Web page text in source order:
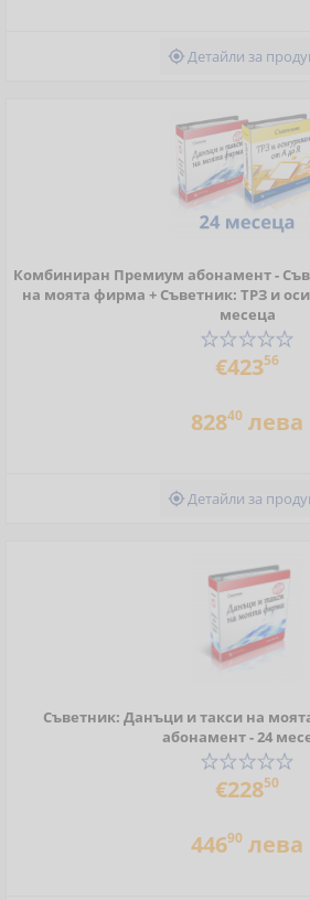
Детайли за
Комбиниран Премиум абонамент -
на моята фирма + Съветник: ТРЗ и
месеца
€42356
82840 лева
Детайли за
Съветник: Данъци и такси на
абонамент - 24
€22850
44690 лева